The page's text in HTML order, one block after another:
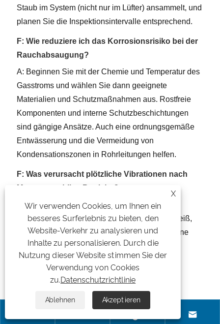
Staub im System (nicht nur im Lüfter) ansammelt, und
planen Sie die Inspektionsintervalle entsprechend.
F: Wie reduziere ich das Korrosionsrisiko bei der
Rauchabsaugung?
A: Beginnen Sie mit der Chemie und Temperatur des
Gasstroms und wählen Sie dann geeignete
Materialien und Schutzmaßnahmen aus. Rostfreie
Komponenten und interne Schutzbeschichtungen
sind gängige Ansätze. Auch eine ordnungsgemäße
Entwässerung und die Vermeidung von
Kondensationszonen in Rohrleitungen helfen.
F: Was verursacht plötzliche Vibrationen nach
Monaten stabilen Betriebs?
A: Die häufigsten Ursachen sind
Laufradablagerungen (Unwucht), Lagerverschleiß,
lockere Montageteile, Riemenprobleme oder eine
Veränderung der Prozesspartikel. Anhand der
Vibrations- und Motorstromtrends können Sie
feststellen, ob das Problem mechanisch oder
F: Welche Informationen sollte ich einem
Lieferanten senden, um schneller das richtige

X
Wir verwenden Cookies, um Ihnen ein
besseres Surferlebnis zu bieten, den
Website-Verkehr zu analysieren und
Inhalte zu personalisieren. Durch die
Nutzung dieser Website stimmen Sie der
Verwendung von Cookies
zu.Datenschutzrichtlinie
Ablehnen Akzeptieren